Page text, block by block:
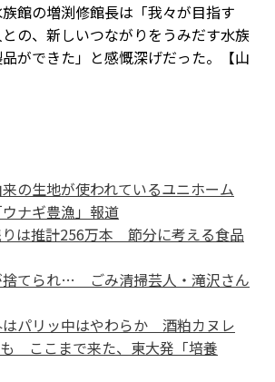
館の増渕修館長は「我々が目指す
との、新しいつながりをうみだす水族
ができた」と感慨深げだった。【山
来の生地が使われているユニホーム
ナギ豊漁」報道
は推計256万本 節分に考える食品
捨てられ… ごみ清掃芸人・滝沢さん
はパリッ中はやわらか 酒粕カヌレ
ここまで来た、東大発「培養